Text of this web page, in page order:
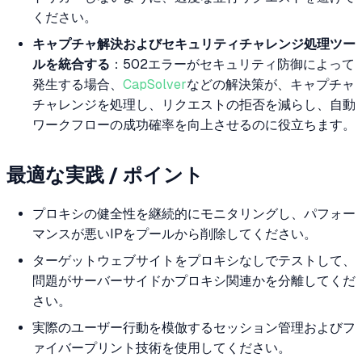
ください。
キャプチャ解決およびセキュリティチャレンジ処理ツー
ルを統合する ：502エラーがセキュリティ防御によって
発生する場合、 CapSolverなどの解決策が、キャプチャ
チャレンジを処理し、リクエストの拒否を減らし、自動
ワークフローの成功確率を向上させるのに役立ちます。
最適な実践 / ポイント
プロキシの健全性を継続的にモニタリングし、パフォー
マンスが悪いIPをプールから削除してください。
ターゲットウェブサイトをプロキシなしでテストして、
問題がサーバーサイドかプロキシ関連かを分離してくだ
さい。
実際のユーザー行動を模倣するセッション管理およびフ
ァイバープリント技術を使用してください。